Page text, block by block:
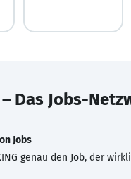
– Das Jobs-
Jobs
genau den Job, der